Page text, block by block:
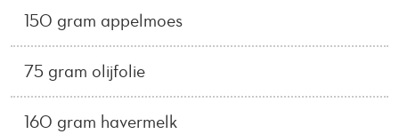
150 gram appelmoes
75 gram olijfolie
160 gram havermelk